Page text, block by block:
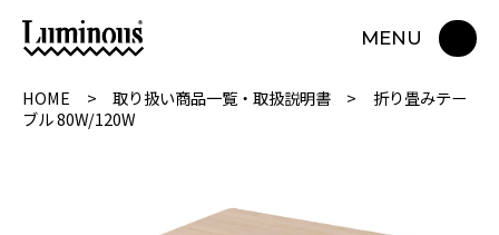
MENU
HOME 取り扱い商品一覧・取扱説明書
折り畳みテー
ブル 80W/120W